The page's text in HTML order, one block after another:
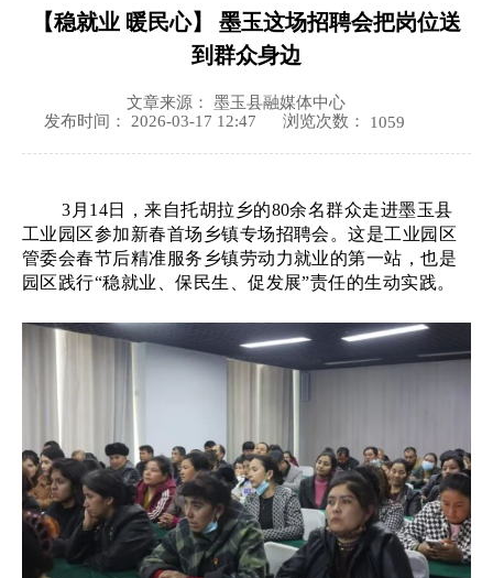
【稳就业 暖民心】 墨玉这场招聘会把岗位送
到群众身边
文章来源： 墨玉县融媒体中心
发布时间： 2026-03-17 12:47
浏览次数： 1059
3月14日，来自托胡拉乡的80余名群众走进墨玉县
工业园区参加新春首场乡镇专场招聘会。这是工业园区
管委会春节后精准服务乡镇劳动力就业的第一站，也是
园区践行“稳就业、保民生、促发展”责任的生动实践。